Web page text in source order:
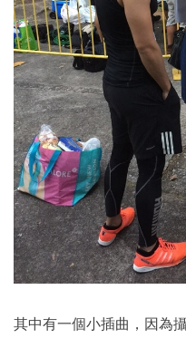
其中有一個小插曲，因為